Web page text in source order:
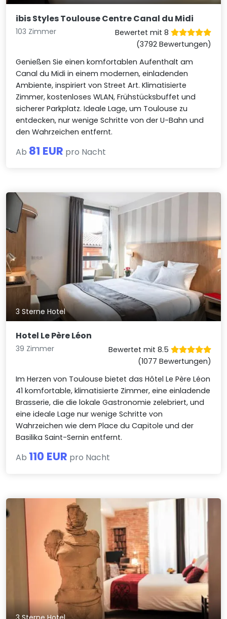
ibis Styles Toulouse Centre Canal du Midi
103 Zimmer
Bewertet mit 8
(3792 Bewertungen)
Genießen Sie einen komfortablen Aufenthalt am
Canal du Midi in einem modernen, einladenden
Ambiente, inspiriert von Street Art. Klimatisierte
Zimmer, kostenloses WLAN, Frühstücksbuffet und
sicherer Parkplatz. Ideale Lage, um Toulouse zu
entdecken, nur wenige Schritte von der U-Bahn und
den Wahrzeichen entfernt.
Ab 81 EUR pro Nacht
3 Sterne Hotel
Hotel Le Père Léon
39 Zimmer
Bewertet mit 8.5
(1077 Bewertungen)
Im Herzen von Toulouse bietet das Hôtel Le Père Léon
41 komfortable, klimatisierte Zimmer, eine einladende
Brasserie, die die lokale Gastronomie zelebriert, und
eine ideale Lage nur wenige Schritte von
Wahrzeichen wie dem Place du Capitole und der
Basilika Saint-Sernin entfernt.
Ab 110 EUR pro Nacht